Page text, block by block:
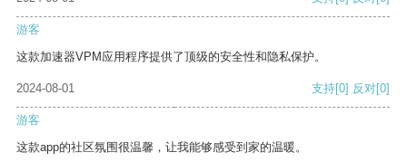
游客
这款加速器VPM应用程序提供了顶级的安全性和隐私保护。
2024-08-01 支持[0] 反对[0]
游客
这款app的社区氛围很温馨，让我能够感受到家的温暖。